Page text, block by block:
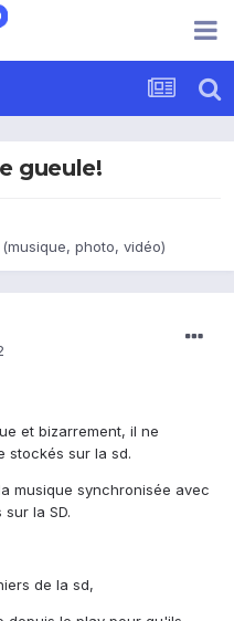
gueule!
photo, vidéo)
et bizarrement, il ne
stockés sur la sd.
musique synchronisée avec
la SD.
de la sd,